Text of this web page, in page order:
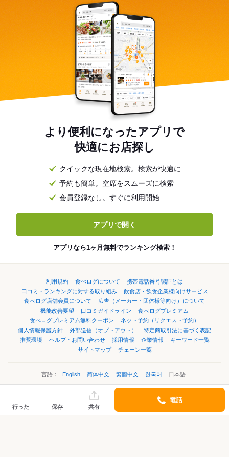
より便利になったアプリで
快適にお店探し
クイックな現在地検索。検索が快適に
予約も簡単。空席をスムーズに検索
会員登録なし。すぐに利用開始
アプリで開く
アプリなら1ヶ月無料でランキング検索！
利用規約 食べログについて
携帯電話番号認証とは
口コミ・ランキングに対する取り組み
飲食店・飲食企業様向けサービス
食べログ店舗会員について
広告（メーカー・団体様等向け）について
機能改善要望
口コミガイドライン
食べログプレミアム
食べログプレミアム無料クーポン
ネット予約（リクエスト予約）
個人情報保護方針
外部送信（オプトアウト）
特定商取引法に基づく表記
推奨環境
ヘルプ・お問い合わせ 採用情報 企業情報
キーワード一覧
サイトマップ
チェーン一覧
言語： English 简体中文 繁體中文 한국어 日本語
©Kakaku.com, Inc.
行った
保存 共有
電話